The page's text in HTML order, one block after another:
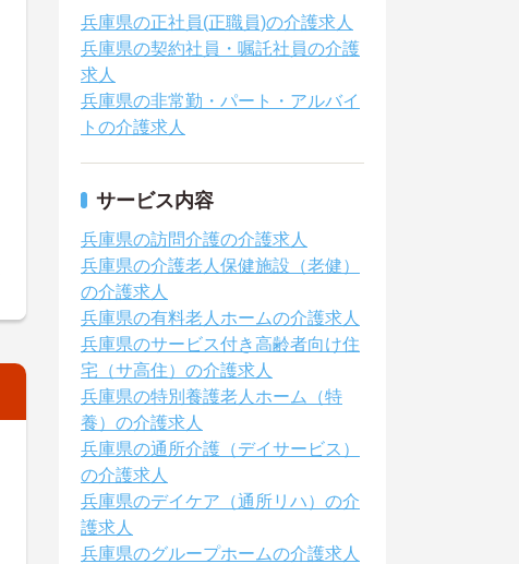
兵庫県の正社員(正職員)の介護求人
兵庫県の契約社員・嘱託社員の介護
求人
兵庫県の非常勤・パート・アルバイ
トの介護求人
サービス内容
兵庫県の訪問介護の介護求人
兵庫県の介護老人保健施設（老健）
の介護求人
兵庫県の有料老人ホームの介護求人
兵庫県のサービス付き高齢者向け住
宅（サ高住）の介護求人
兵庫県の特別養護老人ホーム（特
養）の介護求人
兵庫県の通所介護（デイサービス）
の介護求人
兵庫県のデイケア（通所リハ）の介
護求人
兵庫県のグループホームの介護求人